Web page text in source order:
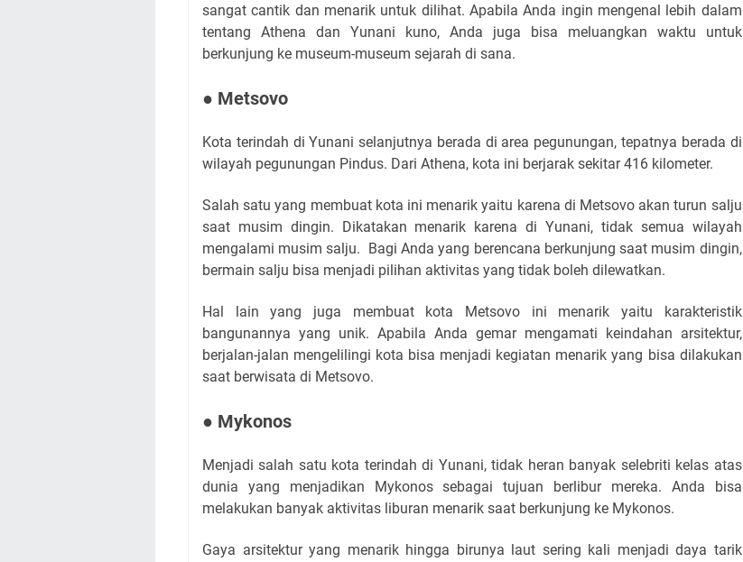
sangat cantik dan menarik untuk dilihat. Apabila Anda ingin mengenal lebih dalam
tentang Athena dan Yunani kuno, Anda juga bisa meluangkan waktu untuk
berkunjung ke museum-museum sejarah di sana.
● Metsovo
Kota terindah di Yunani selanjutnya berada di area pegunungan, tepatnya berada di
wilayah pegunungan Pindus. Dari Athena, kota ini berjarak sekitar 416 kilometer.
Salah satu yang membuat kota ini menarik yaitu karena di Metsovo akan turun salju
saat musim dingin. Dikatakan menarik karena di Yunani, tidak semua wilayah
mengalami musim salju. Bagi Anda yang berencana berkunjung saat musim dingin,
bermain salju bisa menjadi pilihan aktivitas yang tidak boleh dilewatkan.
Hal lain yang juga membuat kota Metsovo ini menarik yaitu karakteristik
bangunannya yang unik. Apabila Anda gemar mengamati keindahan arsitektur,
berjalan-jalan mengelilingi kota bisa menjadi kegiatan menarik yang bisa dilakukan
saat berwisata di Metsovo.
● Mykonos
Menjadi salah satu kota terindah di Yunani, tidak heran banyak selebriti kelas atas
dunia yang menjadikan Mykonos sebagai tujuan berlibur mereka. Anda bisa
melakukan banyak aktivitas liburan menarik saat berkunjung ke Mykonos.
Gaya arsitektur yang menarik hingga birunya laut sering kali menjadi daya tarik